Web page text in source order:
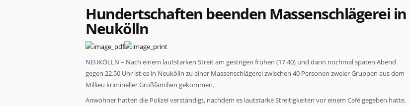
Hundertschaften beenden Massenschlägerei in
Neukölln
NEUKÖLLN – Nach einem lautstarken Streit am gestrigen frühen (17.40) und dann nochmal späten Abend
gegen 22.50 Uhr ist es in Neukölln zu einer Massenschlägerei zwischen 40 Personen zweier Gruppen aus dem
Millieu krimineller Großfamilien gekommen.
Anwohner hatten die Polizei verständigt, nachdem es lautstarke Streitigkeiten vor einem Café gegeben hatte.